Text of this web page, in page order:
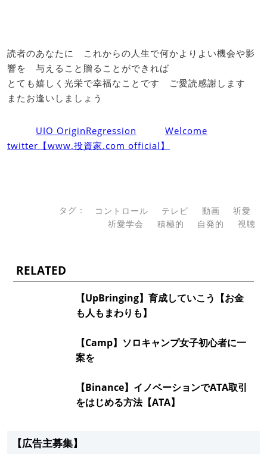
読者のあなたに これからの人生で何かよりよい機会や影
響を 与えること贈ることができれば
とても嬉しく光栄で幸福なことです ご愛読感謝します
またお逢いしましょう
UIO OriginRegression
Welcome
twitter【www.投資家.com official】
タグ： コントロール テレビ 動画
祈愛
祈愛学会
積極的 自発的 視聴
RELATED
【UpBringing】育成していこう【お金
も人もまわりも】
【Camp】ソロキャンプ女子初心者に一
案を
【Binance】イノベーションでATA取引
をはじめる方法【ATA】
【広告主募集】